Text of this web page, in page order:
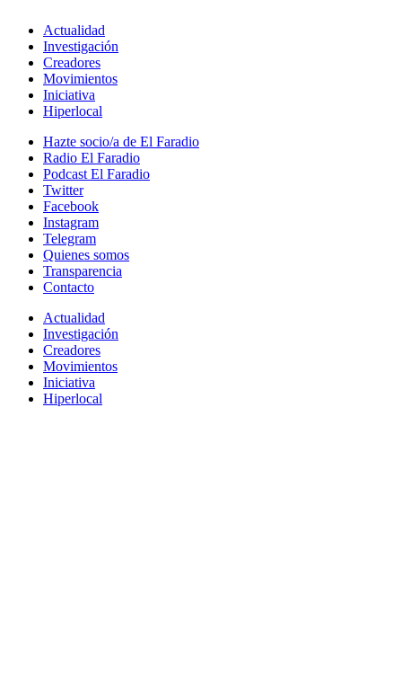
Actualidad
Investigación
Creadores
Movimientos
Iniciativa
Hiperlocal
Hazte socio/a de El Faradio
Radio El Faradio
Podcast El Faradio
Twitter
Facebook
Instagram
Telegram
Quienes somos
Transparencia
Contacto
Actualidad
Investigación
Creadores
Movimientos
Iniciativa
Hiperlocal